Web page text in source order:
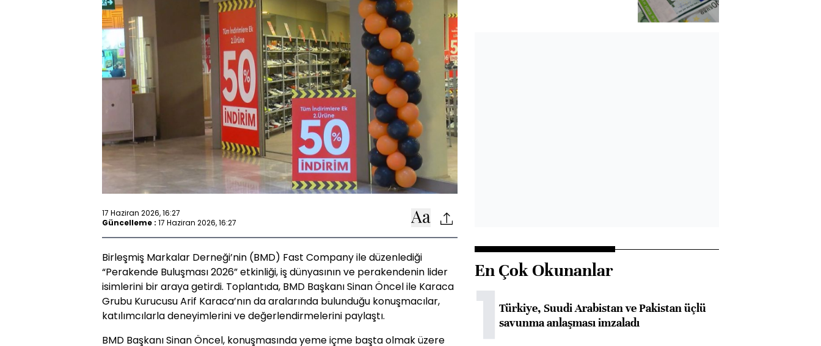
17 Haziran 2026, 16:27
Güncelleme : 17 Haziran 2026, 16:27
Birleşmiş Markalar Derneği’nin (BMD) Fast Company ile düzenlediği
“Perakende Buluşması 2026” etkinliği, iş dünyasının ve perakendenin lider
isimlerini bir araya getirdi. Toplantıda, BMD Başkanı Sinan Öncel ile Karaca
Grubu Kurucusu Arif Karaca’nın da aralarında bulunduğu konuşmacılar,
katılımcılarla deneyimlerini ve değerlendirmelerini paylaştı.
BMD Başkanı Sinan Öncel, konuşmasında yeme içme başta olmak üzere
En Çok Okunanlar
1Türkiye, Suudi Arabistan ve Pakistan üçlü
savunma anlaşması imzaladı